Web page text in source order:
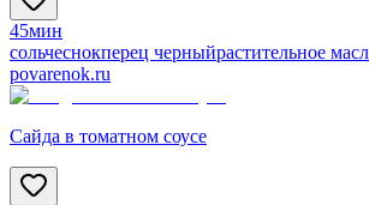
45мин
сольчеснокперец черныйрастительное
povarenok.ru
Сайда в томатном соусе